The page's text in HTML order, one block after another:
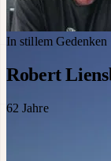
In stillem Gedenken
Robert
62 Jahre